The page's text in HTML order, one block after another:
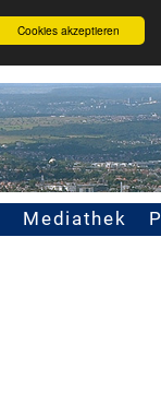
Cookies akzeptieren
Mediathek